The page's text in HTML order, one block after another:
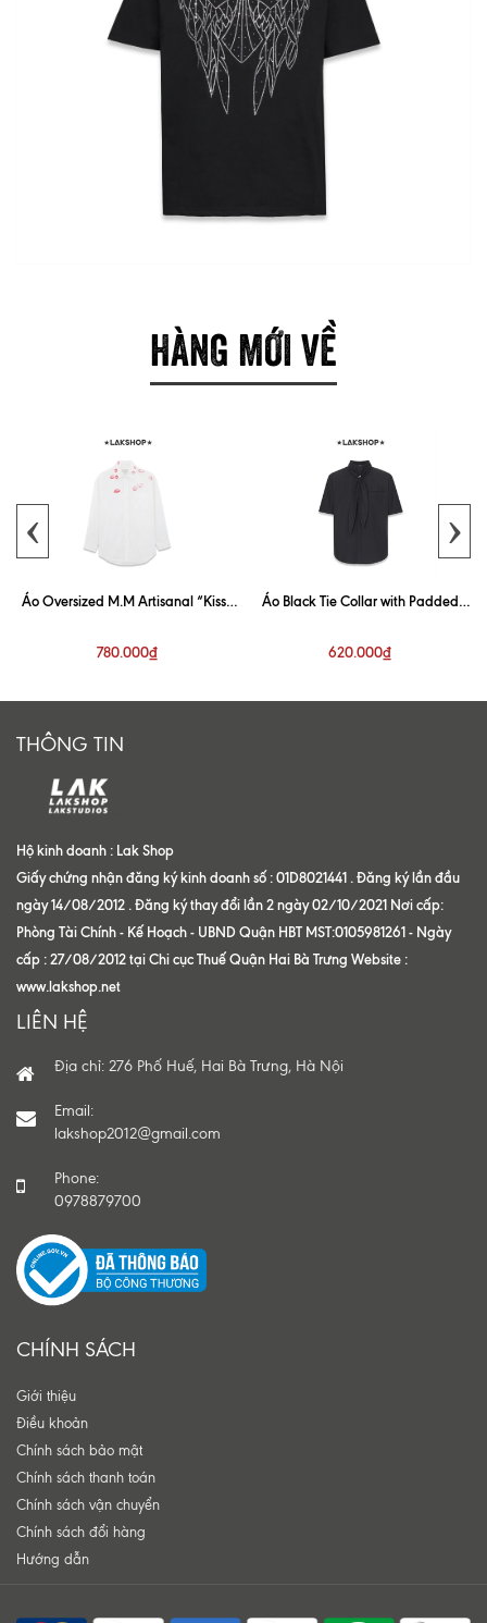
HÀNG MỚI VỀ
Áo Oversized M.M Artisanal “Kiss”
780.000₫
Áo Black Tie Collar with Padded
620.000₫
‹ ›
THÔNG TIN
Hộ kinh doanh : Lak Shop
Giấy chứng nhận đăng ký kinh doanh số : 01D8021441 . Đăng ký lần đầu
ngày 14/08/2012 . Đăng ký thay đổi lần 2 ngày 02/10/2021 Nơi cấp:
Phòng Tài Chính - Kế Hoạch - UBND Quận HBT MST:0105981261 - Ngày
cấp : 27/08/2012 tại Chi cục Thuế Quận Hai Bà Trưng Website :
www.lakshop.net
LIÊN HỆ
Địa chỉ: 276 Phố Huế, Hai Bà Trưng, Hà Nội
Email:
lakshop2012@gmail.com
Phone:
0978879700
CHÍNH SÁCH
Giới thiệu
Điều khoản
Chính sách bảo mật
Chính sách thanh toán
Chính sách vận chuyển
Chính sách đổi hàng
Hướng dẫn